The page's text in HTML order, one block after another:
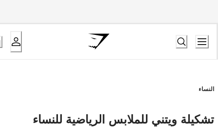
النساء
تشكيلة ويتني للملابس الرياضية للنساء